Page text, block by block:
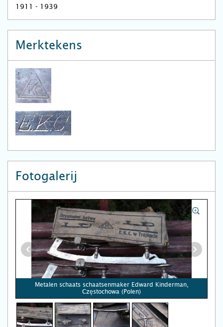
1911 - 1939
Merktekens
Fotogalerij
Metalen schaats schaatsenmaker Edward Kinderman,
Częstochowa (Polen)